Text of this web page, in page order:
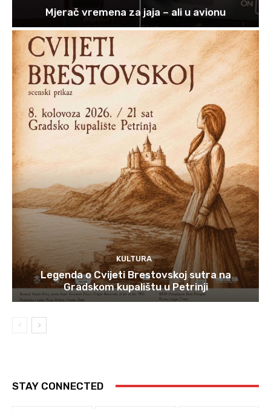
Mjerač vremena za jaja – ali u avionu
KULTURA
Legenda o Cvijeti Brestovskoj sutra na
Gradskom kupalištu u Petrinji
STAY CONNECTED